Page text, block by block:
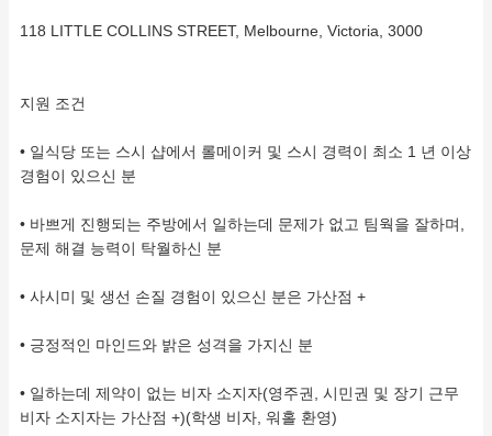
118 LITTLE COLLINS STREET, Melbourne, Victoria, 3000
지원 조건
• 일식당 또는 스시 샵에서 롤메이커 및 스시 경력이 최소 1 년 이상
경험이 있으신 분
• 바쁘게 진행되는 주방에서 일하는데 문제가 없고 팀웍을 잘하며,
문제 해결 능력이 탁월하신 분
• 사시미 및 생선 손질 경험이 있으신 분은 가산점 +
• 긍정적인 마인드와 밝은 성격을 가지신 분
• 일하는데 제약이 없는 비자 소지자(영주권, 시민권 및 장기 근무
비자 소지자는 가산점 +)(학생 비자, 워홀 환영)